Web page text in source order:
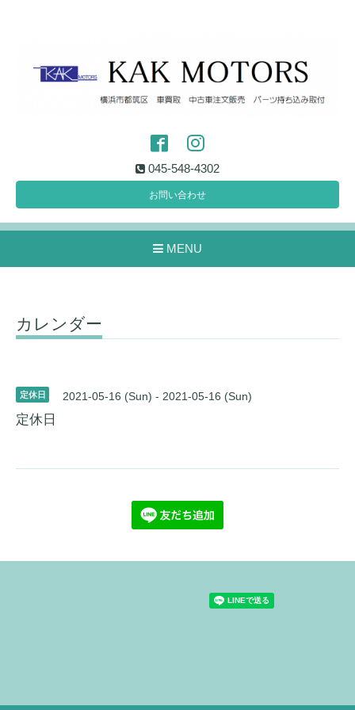
045-548-4302
お問い合わせ
MENU
カレンダー
定休日 2021-05-16 (Sun) - 2021-05-16 (Sun)
定休日